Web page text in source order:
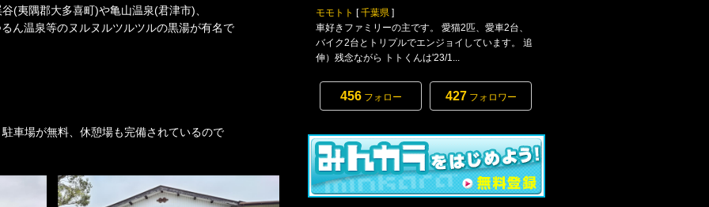
(夷隅郡大多喜町)や亀山温泉(君津市)、
ん温泉等のヌルヌルツルツルの黒湯が有名で
車場が無料、休憩場も完備されているので
モモトト [千葉県 ]
車好きファミリーの主です。 愛猫2匹、愛車2台、
バイク2台とトリプルでエンジョイしています。 追
伸）残念ながら トトくんは'23/1...
456フォロー 427 フォロワー